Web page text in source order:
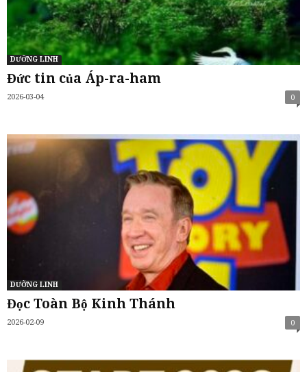
DƯỠNG LINH
Đức tin của Áp-ra-ham
2026-03-04 0
DƯỠNG LINH
Đọc Toàn Bộ Kinh Thánh
2026-02-09 0